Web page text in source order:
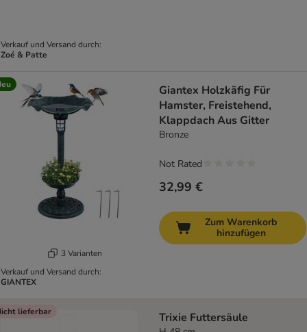
Verkauf und Versand durch:
Zoé & Patte
3 Varianten
Verkauf und Versand durch:
GIANTEX
Giantex Holzkäfig Für
Hamster, Freistehend,
Klappdach Aus Gitter
Bronze
32,99 €
Not Rated
Zum Warenkorb
hinzufügen
lieferbar Trixie Futtersäule